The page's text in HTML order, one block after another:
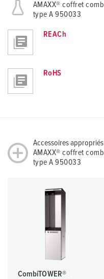
AMAXX® coffret
type A 950033
REACh
RoHS
Accessoires appropriés
AMAXX® coffret
type A 950033
CombiTOWER®